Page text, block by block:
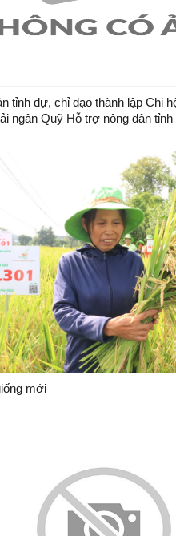
tỉnh dự, chỉ đạo thành lập Chi
ngân Quỹ Hỗ trợ nông dân
mới